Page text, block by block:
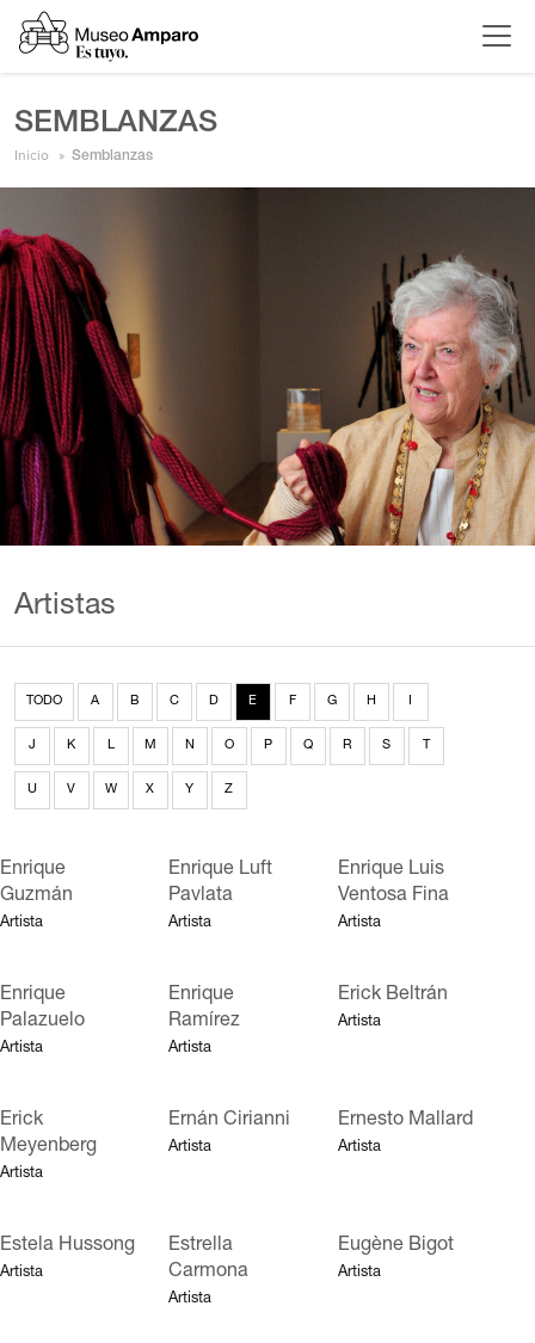
SEMBLANZAS
Inicio Semblanzas
Artistas
TODO A B C D E F G H
J K L M N O P Q R S
U V W X Y Z
Enrique
Guzmán
Artista
Enrique Luft
Pavlata
Artista
Enrique Luis
Ventosa Fina
Artista
Enrique
Palazuelo
Artista
Enrique
Ramírez
Artista
Erick Beltrán
Artista
Erick
Meyenberg
Artista
Ernán Cirianni
Artista
Ernesto Mallard
Artista
Estela Hussong
Artista
Estrella
Carmona
Artista
Eugène Bigot
Artista